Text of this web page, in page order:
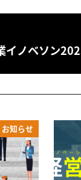
イノベソン
お知らせ